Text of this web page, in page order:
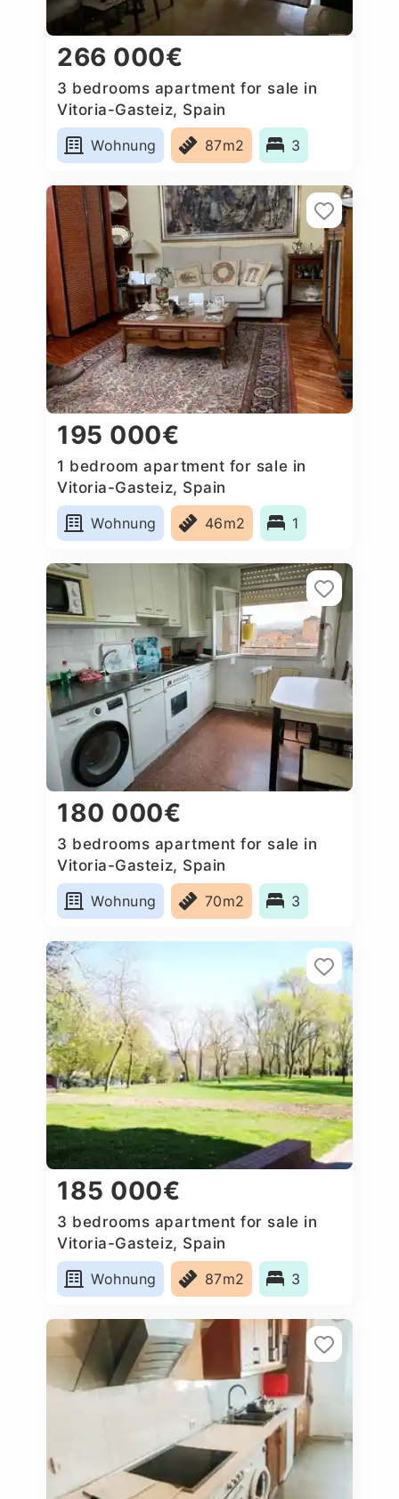
266 000€
3 bedrooms apartment for sale in
Vitoria-Gasteiz, Spain
Wohnung
87m2 3
195 000€
1 bedroom apartment for sale in
Vitoria-Gasteiz, Spain
Wohnung
46m2 1
180 000€
3 bedrooms apartment for sale in
Vitoria-Gasteiz, Spain
Wohnung
70m2 3
185 000€
3 bedrooms apartment for sale in
Vitoria-Gasteiz, Spain
Wohnung
87m2 3